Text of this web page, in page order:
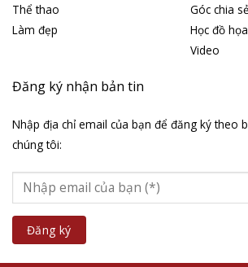
Thể thao
Làm đẹp
Góc chia sẻ
Học đồ họa
Video
Đăng ký nhận bản tin
Nhập địa chỉ email của bạn để đăng ký theo
chúng tôi: